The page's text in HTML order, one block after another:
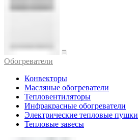
Обогреватели
Конвекторы
Масляные обогреватели
Тепловентиляторы
Инфракрасные обогреватели
Электрические тепловые пушки
Тепловые завесы